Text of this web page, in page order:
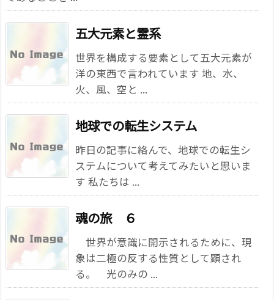
五大元素と霊系
世界を構成する要素として五大元素が
洋の東西で言われています 地、水、
火、風、空と ...
地球での転生システム
昨日の記事に絡んで、地球での転生シ
ステムについて考えてみたいと思いま
す 私たちは ...
魂の旅 ６
世界が意識に開示されるために、現
象は二極の反する性質として顕され
る。 光のみの ...